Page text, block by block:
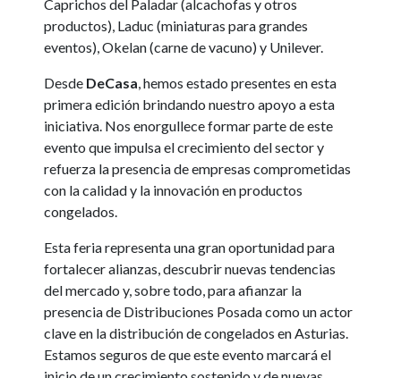
Caprichos del Paladar (alcachofas y otros
productos), Laduc (miniaturas para grandes
eventos), Okelan (carne de vacuno) y Unilever.
Desde DeCasa, hemos estado presentes en esta
primera edición brindando nuestro apoyo a esta
iniciativa. Nos enorgullece formar parte de este
evento que impulsa el crecimiento del sector y
refuerza la presencia de empresas comprometidas
con la calidad y la innovación en productos
congelados.
Esta feria representa una gran oportunidad para
fortalecer alianzas, descubrir nuevas tendencias
del mercado y, sobre todo, para afianzar la
presencia de Distribuciones Posada como un actor
clave en la distribución de congelados en Asturias.
Estamos seguros de que este evento marcará el